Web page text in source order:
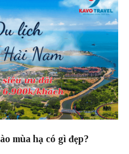
mùa hạ có gì đẹp?